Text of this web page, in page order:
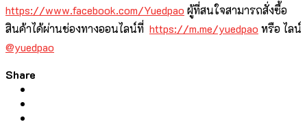
https://www.facebook.com/Yuedpao ผู้ที่สนใจสามารถสั่งซื้อ
สินค้าได้ผ่านช่องทางออนไลน์ที่ https://m.me/yuedpao หรือ ไลน์
@yuedpao
Share